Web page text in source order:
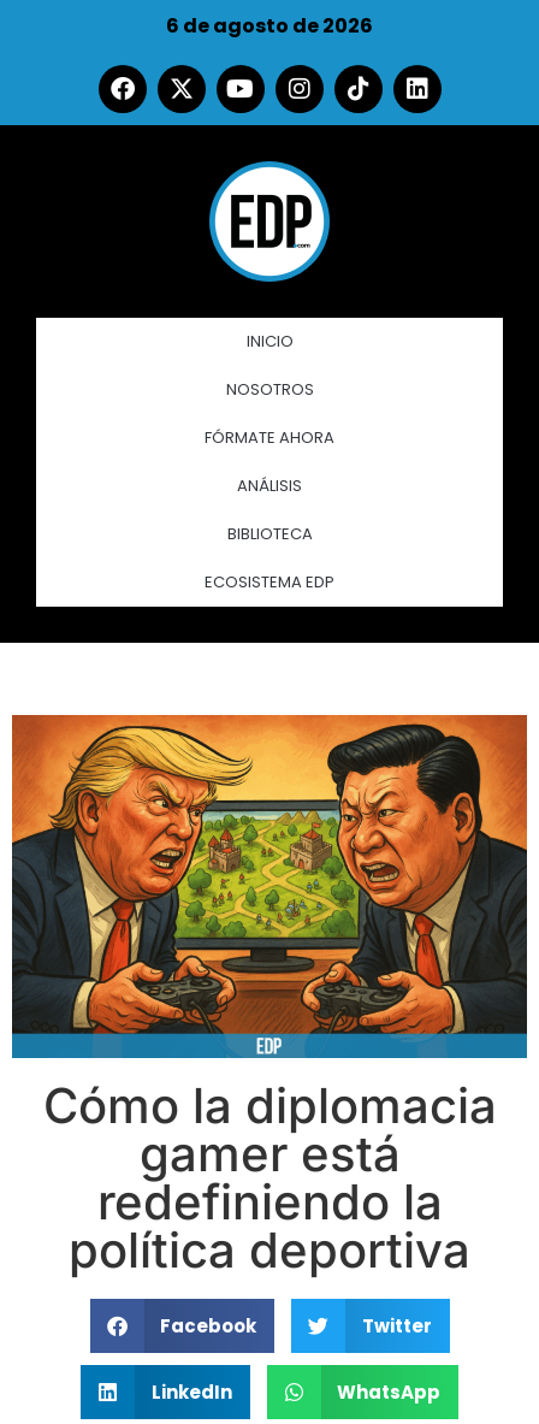
6 de agosto de 2026
INICIO
NOSOTROS
FÓRMATE AHORA
ANÁLISIS
BIBLIOTECA
ECOSISTEMA EDP
Cómo la diplomacia
gamer está
redefiniendo la
política deportiva
Facebook Twitter
LinkedIn WhatsApp